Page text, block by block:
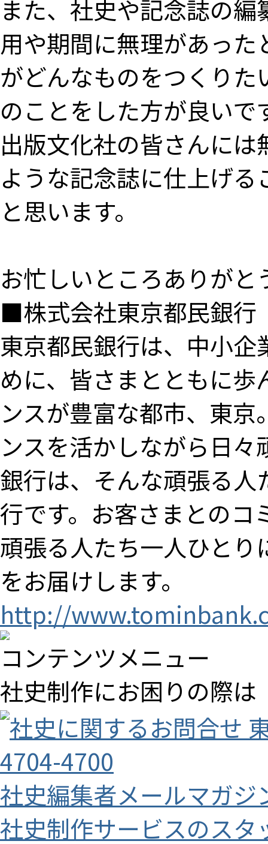
また、社史や記念誌の
用や期間に無理があっ
がどんなものをつくり
のことをした方が良いで
出版文化社の皆さんに
ような記念誌に仕上げ
と思います。
お忙しいところありが
■株式会社東京都民銀
東京都民銀行は、中小
めに、皆さまとともに歩
ンスが豊富な都市、東
ンスを活かしながら日
銀行は、そんな頑張る
行です。お客さまとのコ
頑張る人たち一人ひと
をお届けします。
http://
コンテンツメニュー
社史制作にお困りの際は
社史編集者メールマガジ
社史制作サービスのスタ